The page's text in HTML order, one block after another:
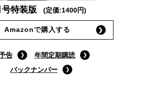
号特装版 (定価:1400円)
Amazonで購入する
告
年間定期購読
バックナンバー